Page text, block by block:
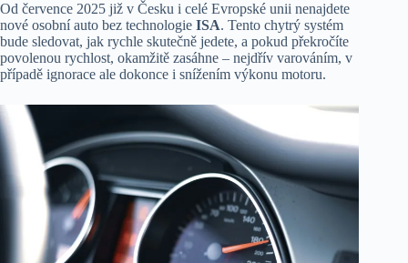
Od července 2025 již v Česku i celé Evropské unii nenajdete
nové osobní auto bez technologie ISA. Tento chytrý systém
bude sledovat, jak rychle skutečně jedete, a pokud překročíte
povolenou rychlost, okamžitě zasáhne – nejdřív varováním, v
případě ignorace ale dokonce i snížením výkonu motoru.